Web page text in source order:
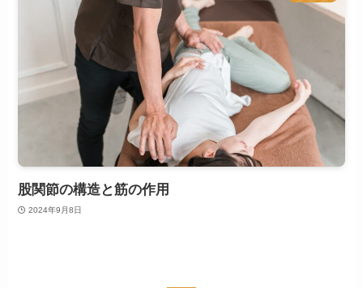
股関節の構造と筋の作用
2024年9月8日